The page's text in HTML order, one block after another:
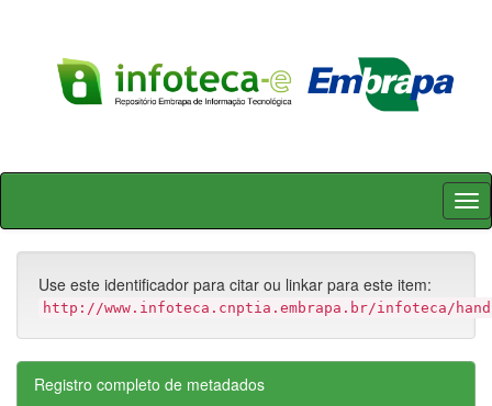
Skip
Use este identificador para citar ou linkar para este item:
http://www.infoteca.cnptia.embrapa.br/infoteca/
Registro completo de metadados